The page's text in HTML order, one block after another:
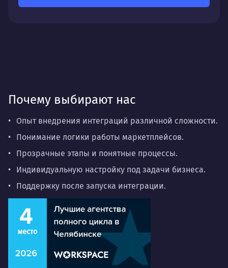
Почему выбирают нас
Опыт внедрения интеграций различной сложности.
Понимание логики работы маркетплейсов.
Прозрачные этапы и понятные процессы.
Индивидуальную настройку под задачи бизнеса.
Поддержку после запуска интеграции.